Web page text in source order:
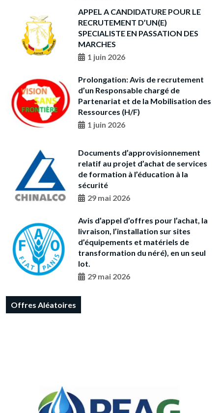
APPEL A CANDIDATURE POUR LE
RECRUTEMENT D’UN(E)
SPECIALISTE EN PASSATION DES
MARCHES
1 juin 2026
Prolongation: Avis de recrutement
d’un Responsable chargé de
Partenariat et de la Mobilisation des
Ressources (H/F)
1 juin 2026
Documents d’approvisionnement
relatif au projet d’achat de services
de formation à l’éducation à la
sécurité
29 mai 2026
Avis d’appel d’offres pour l’achat, la
livraison, l’installation sur sites
d’équipements et matériels de
transformation du néré), en un seul
lot.
29 mai 2026
Offres Aléatoires